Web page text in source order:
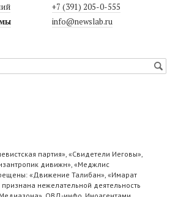
+7 (391) 205-0-555
info@newslab.ru
партия», «Свидетели Иеговы»,
дивижн», «Меджлис
«Движение Талибан», «Имарат
нежелательной деятельность